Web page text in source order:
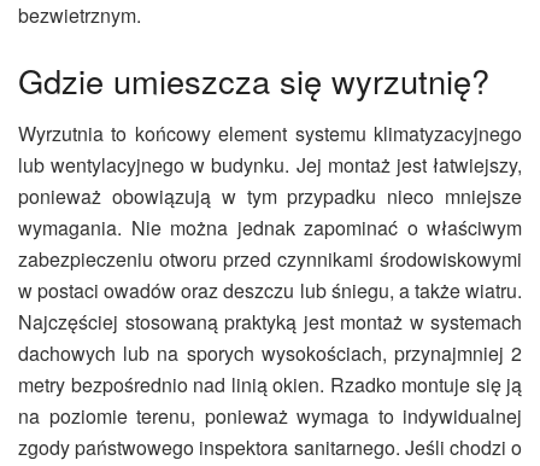
bezwietrznym.
Gdzie umieszcza się wyrzutnię?
Wyrzutnia to końcowy element systemu klimatyzacyjnego
lub wentylacyjnego w budynku. Jej montaż jest łatwiejszy,
ponieważ obowiązują w tym przypadku nieco mniejsze
wymagania. Nie można jednak zapominać o właściwym
zabezpieczeniu otworu przed czynnikami środowiskowymi
w postaci owadów oraz deszczu lub śniegu, a także wiatru.
Najczęściej stosowaną praktyką jest montaż w systemach
dachowych lub na sporych wysokościach, przynajmniej 2
metry bezpośrednio nad linią okien. Rzadko montuje się ją
na poziomie terenu, ponieważ wymaga to indywidualnej
zgody państwowego inspektora sanitarnego. Jeśli chodzi o